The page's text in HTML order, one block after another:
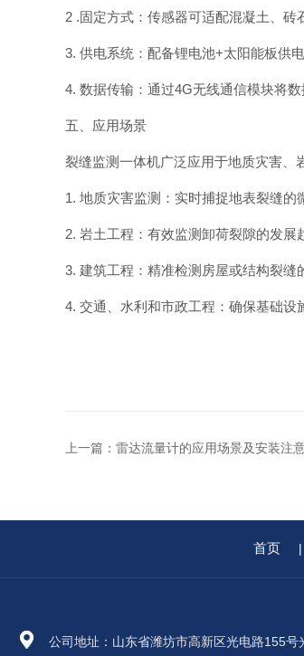
2 .固定方式：传感器可适配混凝土、砖
3. 供电系统：配备锂电池+太阳能板供
4. 数据传输：通过4G无线通信模块将
五、应用场景
裂缝监测一体机广泛应用于地质灾害、
1. 地质灾害监测：实时捕捉地表裂缝的
2. 岩土工程：有效监测卸荷裂隙的发展
3. 建筑工程：精准检测房屋或结构裂缝
4. 交通、水利和市政工程：确保基础设
上一篇： 雷达流量计的应用场景及安装注
首页 |
公司地址：山东省潍坊市高新区光电路155号